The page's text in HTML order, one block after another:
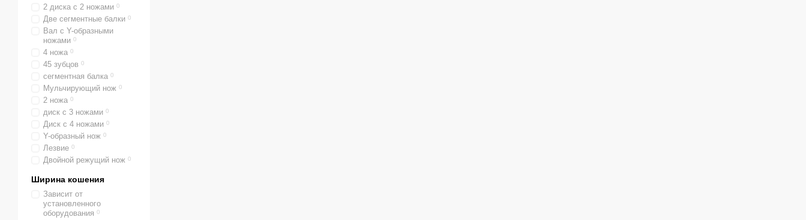
2 диска с 2 ножами 0
Две сегментные балки 0
Вал с Y-образными
ножами 0
4 ножа 0
45 зубцов 0
сегментная балка 0
Мульчирующий нож 0
2 ножа 0
диск с 3 ножами 0
Диск с 4 ножами 0
Y-образный нож 0
Лезвие 0
Двойной режущий нож 0
Ширина кошения
Зависит от
установленного
оборудования 0